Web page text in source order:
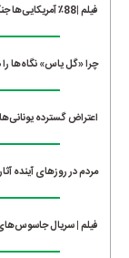
فیلم |88٪ آمریکایی‌ها جنگ با ایران را شکست‌خورده می‌دانند
چرا «گل یاس» نگاه‌ها را
اعتراض گسترده
مردم در روزهای آینده
فیلم | سریال